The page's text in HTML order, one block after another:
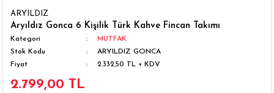
Buzdolabı
Çamaşır Kurutma Makinesi
Takımları
Takımları
ARYILDIZ
Aryıldız Gonca 6 Kişilik Türk Kahve Fincan Takımı
Kategori
MUTFAK
Stok Kodu
ARYILDIZ GONCA
Fiyat
2.332,50 TL + KDV
2.799,00 TL